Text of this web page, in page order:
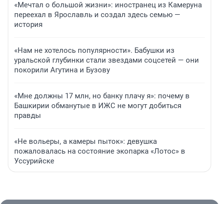
«Мечтал о большой жизни»: иностранец из Камеруна
переехал в Ярославль и создал здесь семью —
история
«Нам не хотелось популярности». Бабушки из
уральской глубинки стали звездами соцсетей — они
покорили Агутина и Бузову
«Мне должны 17 млн, но банку плачу я»: почему в
Башкирии обманутые в ИЖС не могут добиться
правды
«Не вольеры, а камеры пыток»: девушка
пожаловалась на состояние экопарка «Лотос» в
Уссурийске